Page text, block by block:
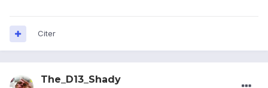
Citer
The_D13_Shady